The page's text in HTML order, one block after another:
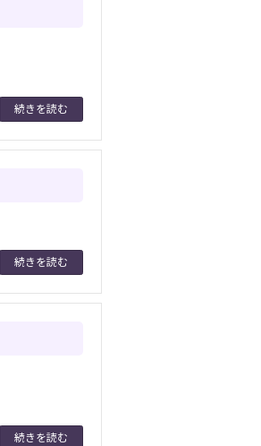
続きを読む
続きを読む
続きを読む